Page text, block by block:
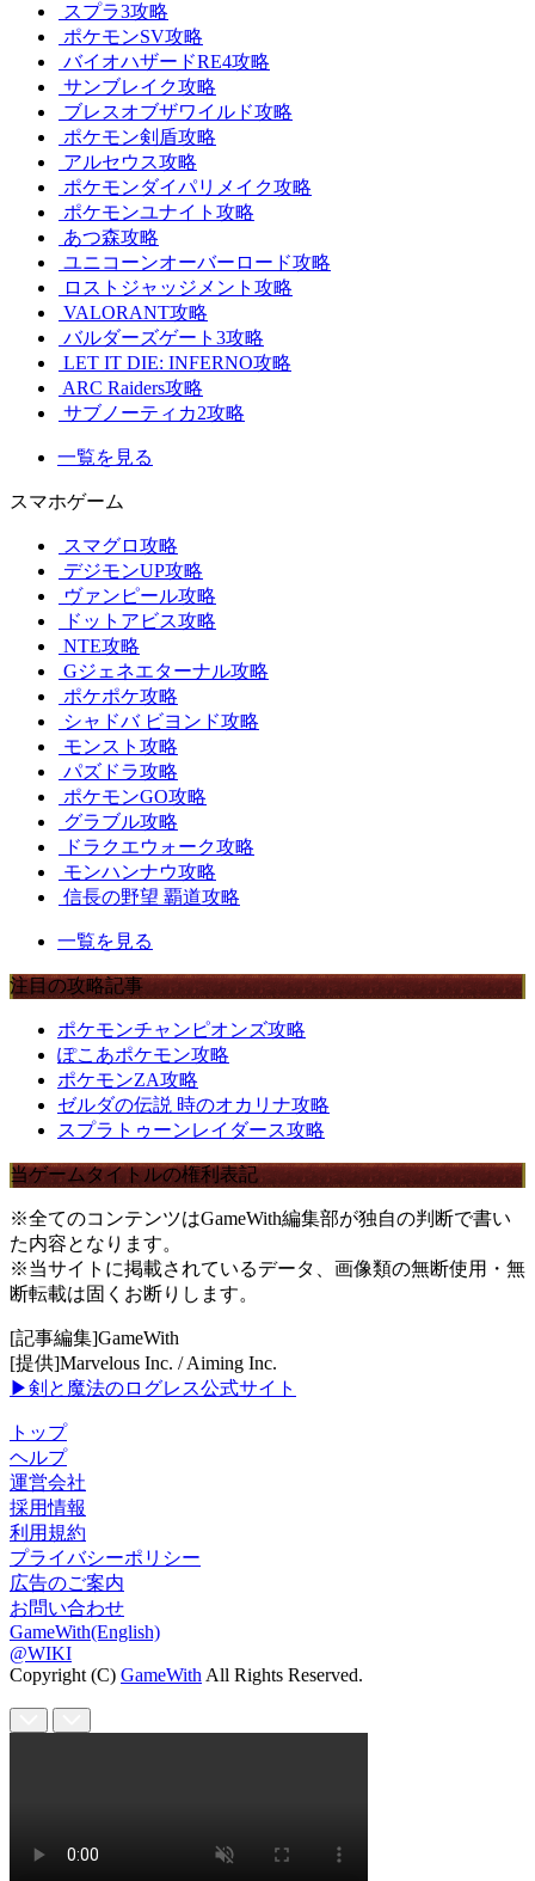
スプラ3攻略
ポケモンSV攻略
バイオハザードRE4攻略
サンブレイク攻略
ブレスオブザワイルド攻略
ポケモン剣盾攻略
アルセウス攻略
ポケモンダイパリメイク攻略
ポケモンユナイト攻略
あつ森攻略
ユニコーンオーバーロード攻略
ロストジャッジメント攻略
VALORANT攻略
バルダーズゲート3攻略
LET IT DIE: INFERNO攻略
ARC Raiders攻略
サブノーティカ2攻略
一覧を見る
スマホゲーム
スマグロ攻略
デジモンUP攻略
ヴァンピール攻略
ドットアビス攻略
NTE攻略
Gジェネエターナル攻略
ポケポケ攻略
シャドバ ビヨンド攻略
モンスト攻略
パズドラ攻略
ポケモンGO攻略
グラブル攻略
ドラクエウォーク攻略
モンハンナウ攻略
信長の野望 覇道攻略
一覧を見る
注目の攻略記事
ポケモンチャンピオンズ攻略
ぽこあポケモン攻略
ポケモンZA攻略
ゼルダの伝説 時のオカリナ攻略
スプラトゥーンレイダース攻略
当ゲームタイトルの権利表記
※全てのコンテンツはGameWith編集部が独自の判断で書い
た内容となります。
※当サイトに掲載されているデータ、画像類の無断使用・無
断転載は固くお断りします。
[記事編集]GameWith
[提供]Marvelous Inc. / Aiming Inc.
▶剣と魔法のログレス公式サイト
トップ
ヘルプ
運営会社
採用情報
利用規約
プライバシーポリシー
広告のご案内
お問い合わせ
GameWith(English)
@WIKI
Copyright (C) GameWith All Rights Reserved.